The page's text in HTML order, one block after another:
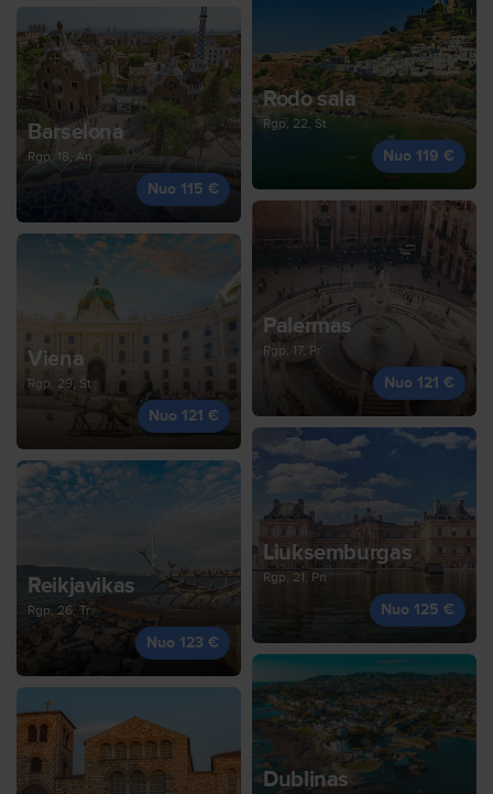
Barselona
Rgp, 18, An
Nuo 115 €
Rodo sala
Rgp, 22, Št
Nuo 119 €
Viena
Rgp, 29, Št
Nuo 121 €
Palermas
Rgp, 17, Pr
Nuo 121 €
Reikjavikas
Rgp, 26, Tr
Nuo 123 €
Liuksemburgas
Rgp, 21, Pn
Nuo 125 €
Dublinas